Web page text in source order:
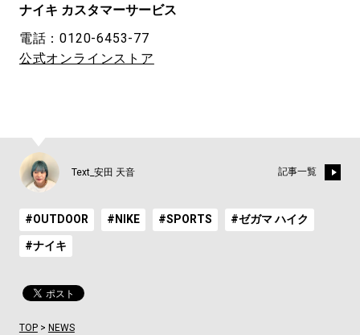
ナイキ カスタマーサービス
電話：0120-6453-77
公式オンラインストア
Text_安田 天音 記事一覧
#OUTDOOR #NIKE #SPORTS #ゼガマ ハイク
#ナイキ
TOP> NEWS